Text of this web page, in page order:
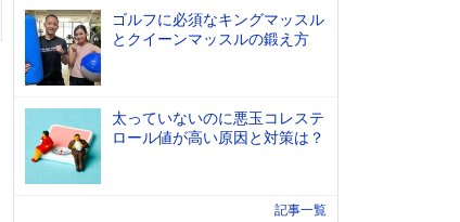
ゴルフに必須なキングマッスル
とクイーンマッスルの鍛え方
太っていないのに悪玉コレステ
ロール値が高い原因と対策は？
記事一覧